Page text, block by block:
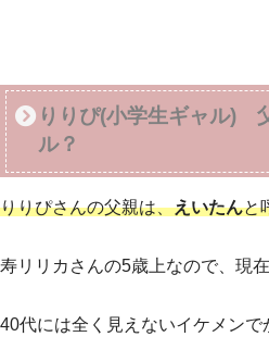
りりぴ(小学生ギャル)
ル？
りりぴさんの父親は、えいたんと
寿リリカさんの5歳上なので、現在
40代には全く見えないイケメン